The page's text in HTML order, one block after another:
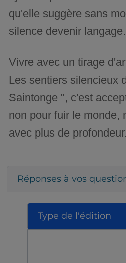
qu'elle suggère sans
silence devenir langage.
Vivre avec un tirage
Les sentiers silencieux
Saintonge ", c'est
non pour fuir le monde,
avec plus de profondeur.
Réponses à vos
Type de l'édition